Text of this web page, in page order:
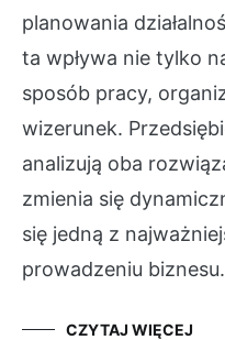
planowania
ta wpływa nie tylko
sposób pracy,
wizerunek.
analizują oba
zmienia się
się jedną z
prowadzeniu
CZYTAJ WIĘCEJ